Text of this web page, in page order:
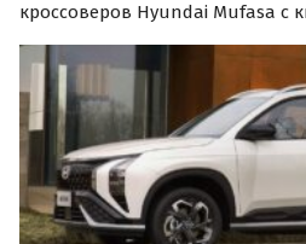
кроссоверов Hyundai Mufasa с
дилеров, так и под заказ, а
сайтов объявлений стартуют от